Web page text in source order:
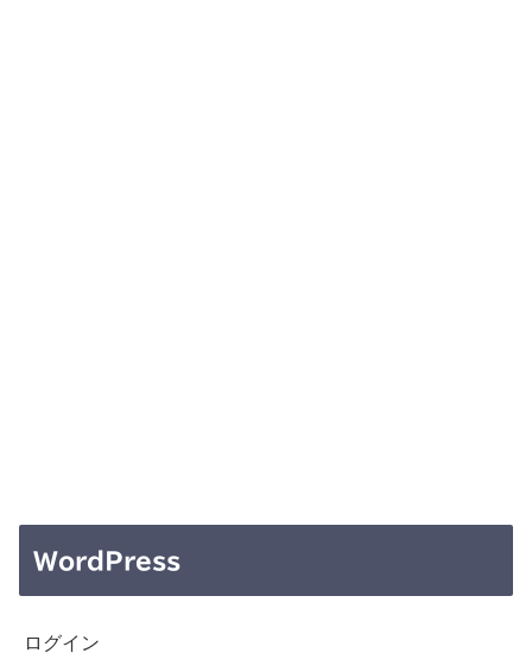
WordPress
ログイン